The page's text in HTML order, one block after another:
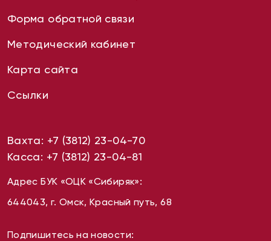
Форма обратной связи
Методический кабинет
Карта сайта
Ссылки
Вахта: +7 (3812) 23-04-70
Касса: +7 (3812) 23-04-81
Адрес БУК «ОЦК «Сибиряк»:
644043, г. Омск, Красный путь, 68
Подпишитесь на новости: